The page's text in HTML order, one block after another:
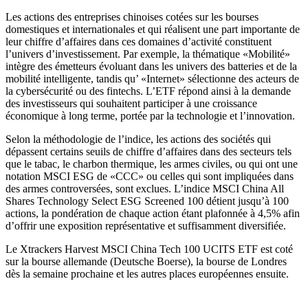
Les actions des entreprises chinoises cotées sur les bourses
domestiques et internationales et qui réalisent une part importante de
leur chiffre d’affaires dans ces domaines d’activité constituent
l’univers d’investissement. Par exemple, la thématique «Mobilité»
intègre des émetteurs évoluant dans les univers des batteries et de la
mobilité intelligente, tandis qu’ «Internet» sélectionne des acteurs de
la cybersécurité ou des fintechs. L’ETF répond ainsi à la demande
des investisseurs qui souhaitent participer à une croissance
économique à long terme, portée par la technologie et l’innovation.
Selon la méthodologie de l’indice, les actions des sociétés qui
dépassent certains seuils de chiffre d’affaires dans des secteurs tels
que le tabac, le charbon thermique, les armes civiles, ou qui ont une
notation MSCI ESG de «CCC» ou celles qui sont impliquées dans
des armes controversées, sont exclues. L’indice MSCI China All
Shares Technology Select ESG Screened 100 détient jusqu’à 100
actions, la pondération de chaque action étant plafonnée à 4,5% afin
d’offrir une exposition représentative et suffisamment diversifiée.
Le Xtrackers Harvest MSCI China Tech 100 UCITS ETF est coté
sur la bourse allemande (Deutsche Boerse), la bourse de Londres
dès la semaine prochaine et les autres places européennes ensuite.